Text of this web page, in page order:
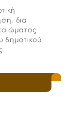
δια
δημοτικού